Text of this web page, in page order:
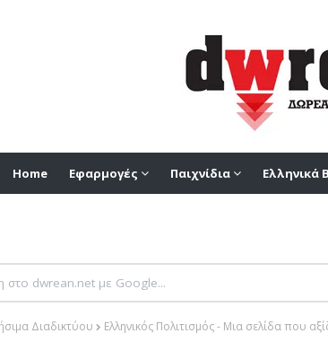
Home Εφαρμογές Παιχνίδια Ελληνικά
Διαδικτύου Ελληνικός Πολιτισμός - Μια σελίδα που